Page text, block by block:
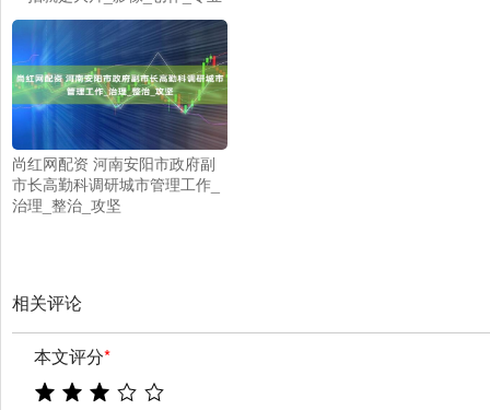
尚红网配资 河南安阳市政府副
市长高勤科调研城市管理工作_
治理_整治_攻坚
相关评论
本文评分*